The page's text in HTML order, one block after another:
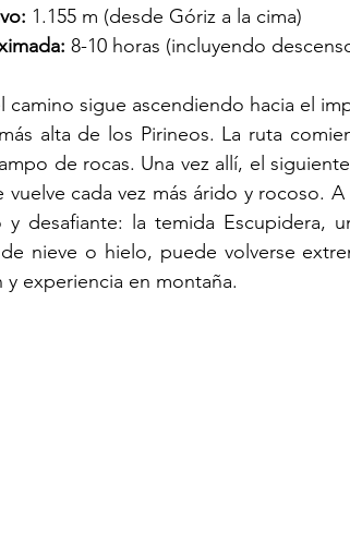
1.155 m (desde Góriz a la cima)
8-10 horas (incluyendo
camino sigue ascendiendo hacia el
alta de los Pirineos. La ruta
de rocas. Una vez allí, el
vuelve cada vez más árido y rocoso.
y desafiante: la temida Escupidera,
nieve o hielo, puede volverse
y experiencia en montaña.